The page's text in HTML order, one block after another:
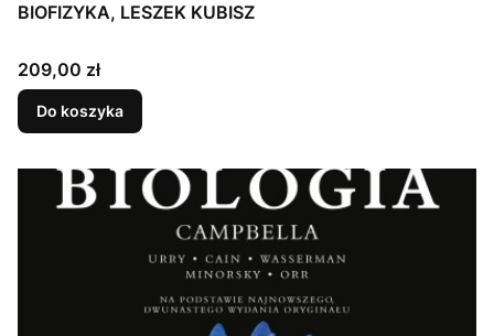
BIOFIZYKA, LESZEK KUBISZ
Cena
209,00 zł
Do koszyka